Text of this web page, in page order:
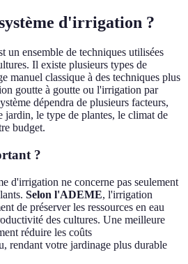
d'irrigation ?
un ensemble de techniques utilisées
Il existe plusieurs types de
manuel classique à des techniques plus
goutte à goutte ou l'irrigation par
dépendra de plusieurs facteurs,
jardin, le type de plantes, le climat de
budget.
?
d'irrigation ne concerne pas seulement
Selon l'ADEME, l'irrigation
de préserver les ressources en eau
des cultures. Une meilleure
réduire les coûts
rendant votre jardinage plus durable